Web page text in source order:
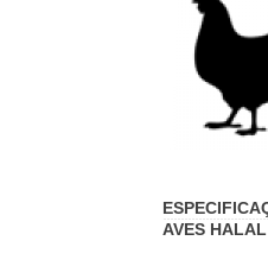
AVES HALAL